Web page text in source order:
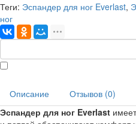
Теги: Эспандер для ног Everlast,
ног
Описание
Отзывов (0)
Эспандер для ног Everlast